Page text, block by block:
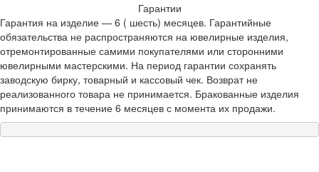
Гарантии
Гарантия на изделие — 6 ( шесть) месяцев. Гарантийные
обязательства не распространяются на ювелирные изделия,
отремонтированные самими покупателями или сторонними
ювелирными мастерскими. На период гарантии сохранять
заводскую бирку, товарный и кассовый чек. Возврат не
реализованного товара не принимается. Бракованные изделия
принимаются в течение 6 месяцев с момента их продажи.